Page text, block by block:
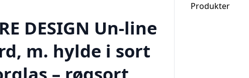
DESIGN Un-line
m. hylde i sort
Produkter